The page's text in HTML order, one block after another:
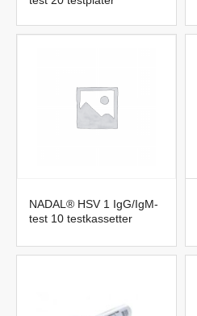
NADAL® HSV 1 IgG/IgM-
test 10 testkassetter